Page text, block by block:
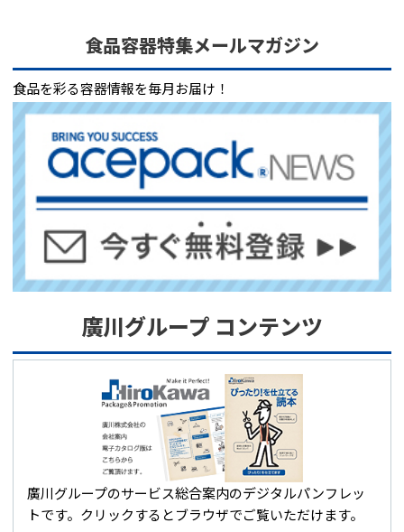
食品容器特集メールマガジン
食品を彩る容器情報を毎月お届け！
廣川グループ コンテンツ
廣川グループのサービス総合案内のデジタルパンフレッ
トです。クリックするとブラウザでご覧いただけます。